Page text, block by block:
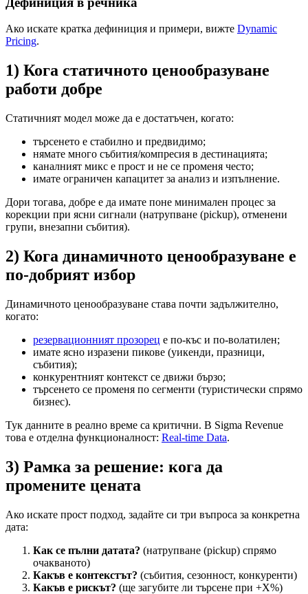
Ако искате кратка дефиниция и примери, вижте Dynamic
Pricing.
1) Кога статичното ценообразуване
работи добре
Статичният модел може да е достатъчен, когато:
търсенето е стабилно и предвидимо;
нямате много събития/компресия в дестинацията;
каналният микс е прост и не се променя често;
имате ограничен капацитет за анализ и изпълнение.
Дори тогава, добре е да имате поне минимален процес за
корекции при ясни сигнали (натрупване (pickup), отменени
групи, внезапни събития).
2) Кога динамичното ценообразуване е
по-добрият избор
Динамичното ценообразуване става почти задължително,
когато:
резервационният прозорец е по-къс и по-волатилен;
имате ясно изразени пикове (уикенди, празници,
събития);
конкурентният контекст се движи бързо;
търсенето се променя по сегменти (туристически спрямо
бизнес).
Тук данните в реално време са критични. В Sigma Revenue
това е отделна функционалност: Real-time Data.
3) Рамка за решение: кога да
промените цената
Ако искате прост подход, задайте си три въпроса за конкретна
дата:
Как се пълни датата? (натрупване (pickup) спрямо
очакваното)
Какъв е контекстът? (събития, сезонност, конкуренти)
Какъв е рискът? (ще загубите ли търсене при +X%)